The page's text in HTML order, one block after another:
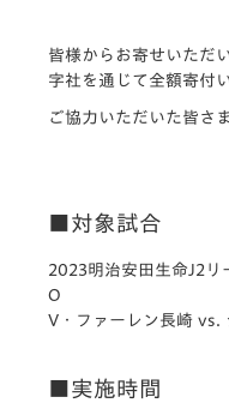
皆様からお寄せいただ
字社を通じて全額寄付
ご協力いただいた皆さ
■対象試合
2023明治安田生命J2
O
V・ファーレン長崎 vs.
■実施時間